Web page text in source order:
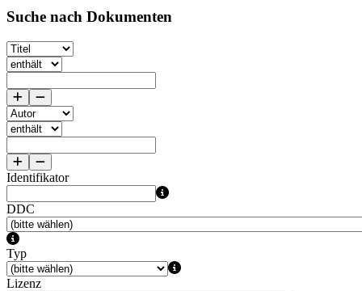
Suche nach Dokumenten
Identifikator
DDC
Typ
Lizenz